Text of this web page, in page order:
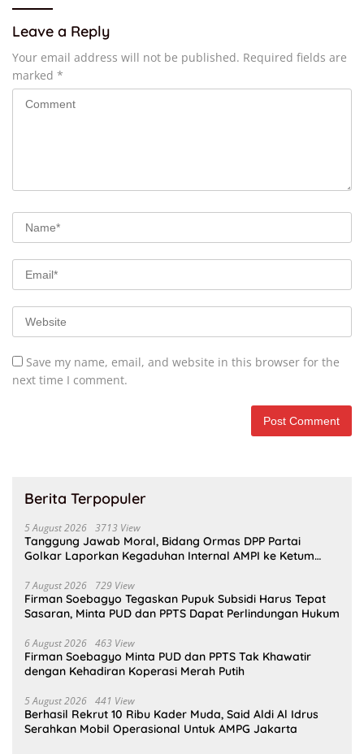
Leave a Reply
Your email address will not be published. Required fields are
marked *
Save my name, email, and website in this browser for the
next time I comment.
Berita Terpopuler
5 August 2026 3713 View
Tanggung Jawab Moral, Bidang Ormas DPP Partai
Golkar Laporkan Kegaduhan Internal AMPI ke Ketum
7 August 2026 729 View
Firman Soebagyo Tegaskan Pupuk Subsidi Harus Tepat
Sasaran, Minta PUD dan PPTS Dapat Perlindungan Hukum
6 August 2026 463 View
Firman Soebagyo Minta PUD dan PPTS Tak Khawatir
dengan Kehadiran Koperasi Merah Putih
5 August 2026 441 View
Berhasil Rekrut 10 Ribu Kader Muda, Said Aldi Al Idrus
Serahkan Mobil Operasional Untuk AMPG Jakarta